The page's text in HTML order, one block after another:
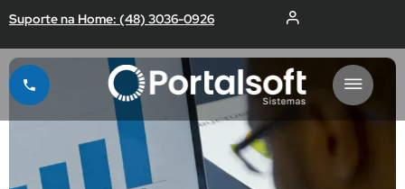
Suporte na Home: (48) 3036-0926